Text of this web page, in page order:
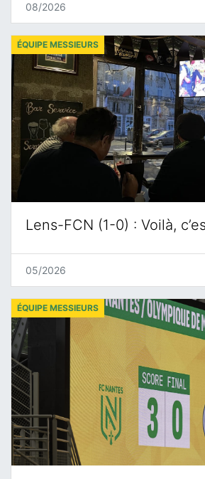
08/2026
Lens-FCN (1-0) : Voilà,
ÉQUIPE MESSIEURS
05/2026
ÉQUIPE MESSIEURS